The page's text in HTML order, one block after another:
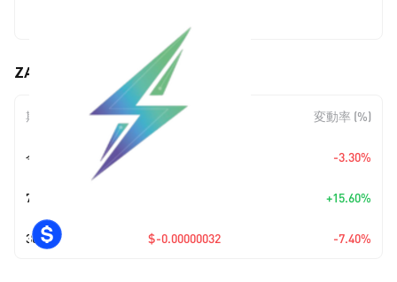
ZALPHA (ZALPHA) の価格変動
期間 金額変動 変動率 (%)
今日 -3.30%
7日 +15.60%
30日 $-0.00000032 -7.40%